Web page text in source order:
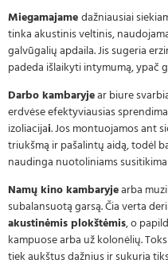
Miegamajamedažniausiai
tinka akustinis veltinis,
galvūgalių apdaila. Jis sugeria
padeda išlaikyti intymumą, ypač
Darbo kambaryjear biure
erdvėse efektyviausias
izoliacijai. Jos montuojamos ant
triukšmą ir pašalintų aidą, todėl
naudinga nuotoliniams
Namų kino kambaryjearba
subalansuotą garsą. Čia verta
akustinėmis plokštėmis, o
kampuose arba už kolonėlių.
tiek aukštus dažnius ir sukuria